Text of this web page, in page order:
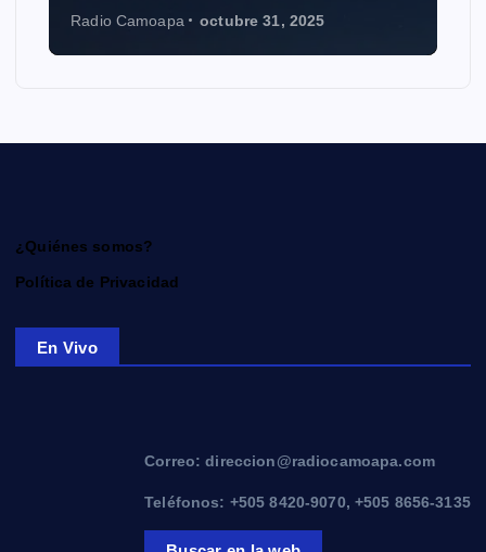
Radio Camoapa octubre 31, 2025
¿Quiénes somos?
Política de Privacidad
En Vivo
Correo: direccion@radiocamoapa.com
Teléfonos: +505 8420-9070, +505 8656-3135